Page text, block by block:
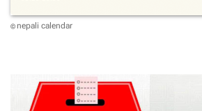
© nepali calendar